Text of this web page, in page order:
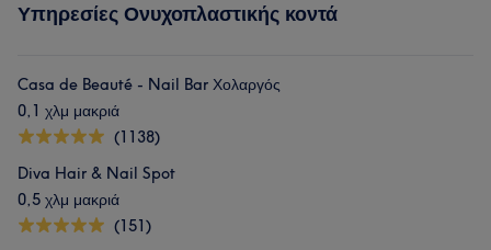
Υπηρεσίες Ονυχοπλαστικής κοντά
Casa de Beauté - Nail Bar Χολαργός
0,1 χλμ μακριά
(1138)
Diva Hair & Nail Spot
0,5 χλμ μακριά
(151)